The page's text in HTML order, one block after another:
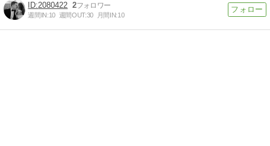
2080422 2
週間IN:10 週間OUT:30 月間IN:10